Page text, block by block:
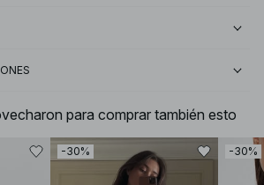
para comprar también esto
-30% -30%